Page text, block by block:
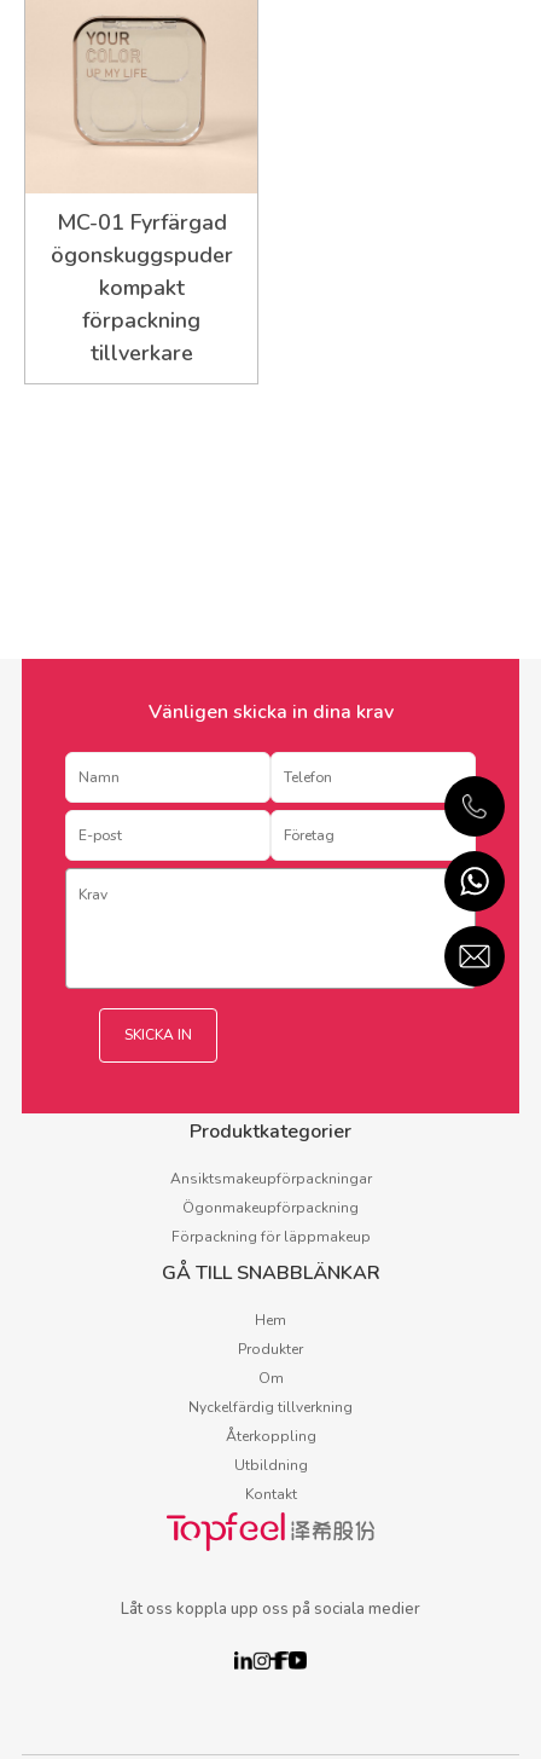
MC-01 Fyrfärgad
ögonskuggspuder
kompakt
förpackning
tillverkare
Vänligen skicka in dina krav
Produktkategorier
Ansiktsmakeupförpackningar
Ögonmakeupförpackning
Förpackning för läppmakeup
GÅ TILL SNABBLÄNKAR
Hem
Produkter
Om
Nyckelfärdig tillverkning
Återkoppling
Utbildning
Kontakt
Låt oss koppla upp oss på sociala medier